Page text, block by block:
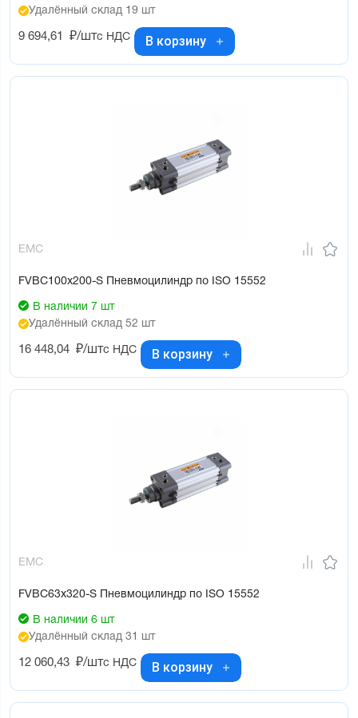
Удалённый склад 19 шт
9 694,61 ₽/штс НДС В корзину
EMC
FVBC100x200-S Пневмоцилиндр по ISO 15552
В наличии 7 шт
Удалённый склад 52 шт
16 448,04 ₽/штс НДС В корзину
EMC
FVBC63x320-S Пневмоцилиндр по ISO 15552
В наличии 6 шт
Удалённый склад 31 шт
12 060,43 ₽/штс НДС В корзину